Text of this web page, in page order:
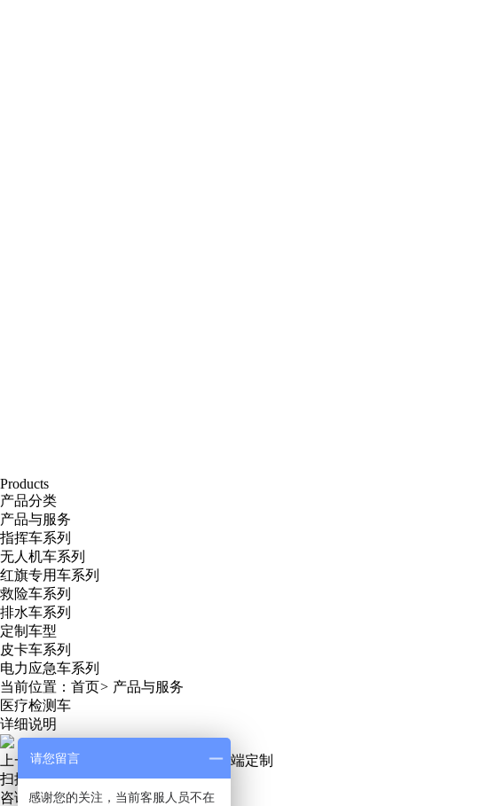
Products
产品分类
产品与服务
指挥车系列
无人机车系列
红旗专用车系列
救险车系列
排水车系列
定制车型
皮卡车系列
电力应急车系列
当前位置： 首页> 产品与服务
医疗检测车
详细说明
上一条:外场驱鸟车
指挥车高端定制
扫描关注微信服务号
咨询热线：13271219889
请您留言
感谢您的关注，当前客服人员不在